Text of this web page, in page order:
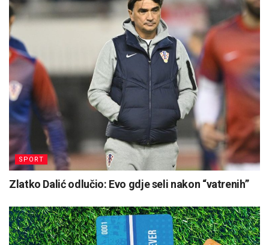
SPORT
Zlatko Dalić odlučio: Evo gdje seli nakon “vatrenih”